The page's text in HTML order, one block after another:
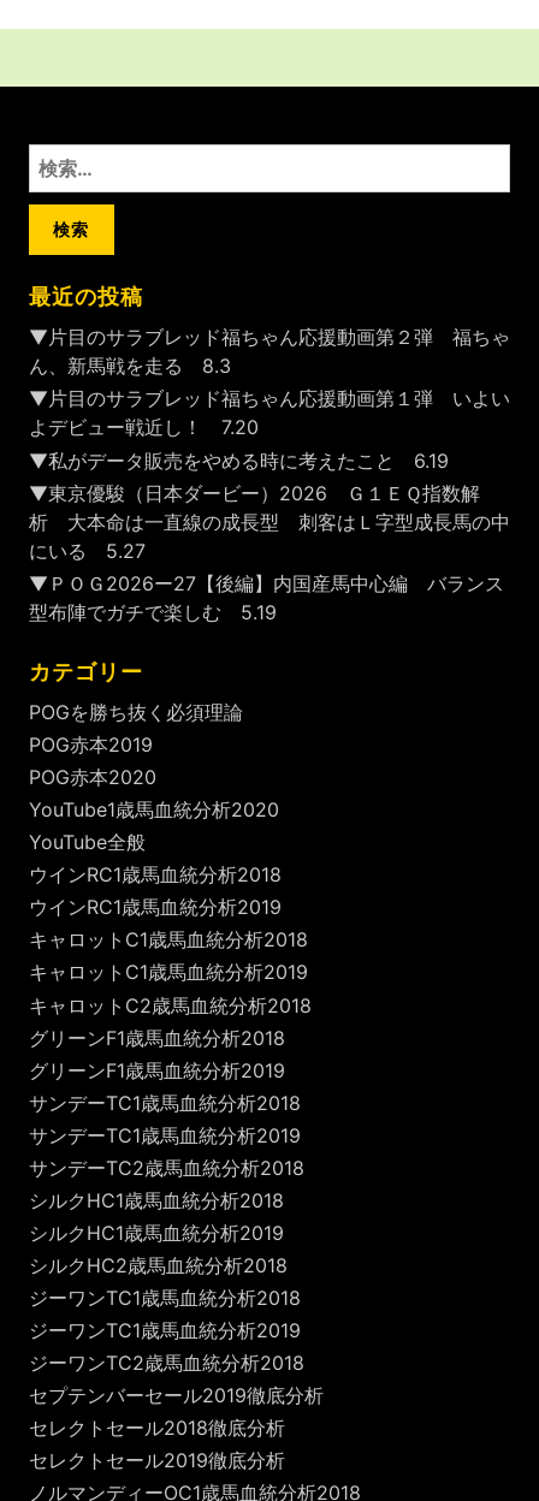
検
索:
最近の投稿
▼片目のサラブレッド福ちゃん応援動画第２弾 福ちゃ
ん、新馬戦を走る 8.3
▼片目のサラブレッド福ちゃん応援動画第１弾 いよい
よデビュー戦近し！ 7.20
▼私がデータ販売をやめる時に考えたこと 6.19
▼東京優駿（日本ダービー）2026 Ｇ１ＥＱ指数解
析 大本命は一直線の成長型 刺客はＬ字型成長馬の中
にいる 5.27
▼ＰＯＧ2026ー27【後編】内国産馬中心編 バランス
型布陣でガチで楽しむ 5.19
カテゴリー
POGを勝ち抜く必須理論
POG赤本2019
POG赤本2020
YouTube1歳馬血統分析2020
YouTube全般
ウインRC1歳馬血統分析2018
ウインRC1歳馬血統分析2019
キャロットC1歳馬血統分析2018
キャロットC1歳馬血統分析2019
キャロットC2歳馬血統分析2018
グリーンF1歳馬血統分析2018
グリーンF1歳馬血統分析2019
サンデーTC1歳馬血統分析2018
サンデーTC1歳馬血統分析2019
サンデーTC2歳馬血統分析2018
シルクHC1歳馬血統分析2018
シルクHC1歳馬血統分析2019
シルクHC2歳馬血統分析2018
ジーワンTC1歳馬血統分析2018
ジーワンTC1歳馬血統分析2019
ジーワンTC2歳馬血統分析2018
セプテンバーセール2019徹底分析
セレクトセール2018徹底分析
セレクトセール2019徹底分析
ノルマンディーOC1歳馬血統分析2018